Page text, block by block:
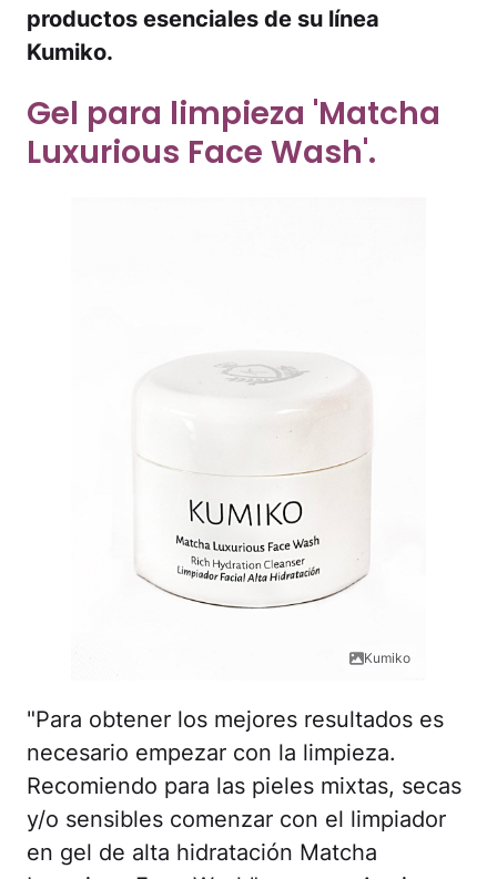
productos esenciales de su línea
Kumiko.
Gel para limpieza 'Matcha
Luxurious Face Wash'.
Kumiko
"Para obtener los mejores resultados es
necesario empezar con la limpieza.
Recomiendo para las pieles mixtas, secas
y/o sensibles comenzar con el limpiador
en gel de alta hidratación Matcha